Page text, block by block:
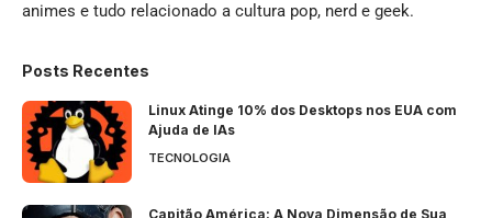
animes e tudo relacionado a cultura pop, nerd e geek.
Posts Recentes
Linux Atinge 10% dos Desktops nos EUA com
Ajuda de IAs
TECNOLOGIA
Capitão América: A Nova Dimensão de Sua